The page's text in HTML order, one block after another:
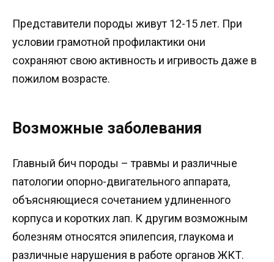
Представители породы живут 12-15 лет. При
условии грамотной профилактики они
сохраняют свою активность и игривость даже в
пожилом возрасте.
Возможные заболевания
Главный бич породы – травмы и различные
патологии опорно-двигательного аппарата,
объясняющиеся сочетанием удлиненного
корпуса и коротких лап. К другим возможным
болезням относятся эпилепсия, глаукома и
различные нарушения в работе органов ЖКТ.